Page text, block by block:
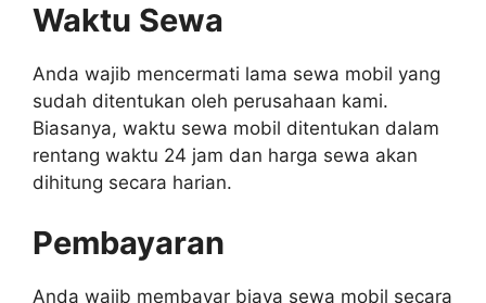
Waktu Sewa
Anda wajib mencermati lama sewa mobil yang
sudah ditentukan oleh perusahaan kami.
Biasanya, waktu sewa mobil ditentukan dalam
rentang waktu 24 jam dan harga sewa akan
dihitung secara harian.
Pembayaran
Anda wajib membayar biaya sewa mobil secara